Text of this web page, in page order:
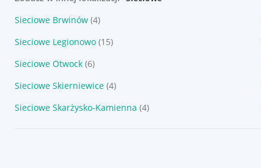
Sieciowe Brwinów (4)
Sieciowe Legionowo (15)
Sieciowe Otwock (6)
Sieciowe Skierniewice (4)
Sieciowe Skarżysko-Kamienna (4)